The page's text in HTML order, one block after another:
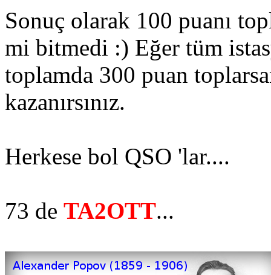
Sonuç olarak 100 puanı
mi bitmedi :) Eğer tüm
toplamda 300 puan
kazanırsınız.
Herkese bol QSO 'lar....
73 de TA2OTT...